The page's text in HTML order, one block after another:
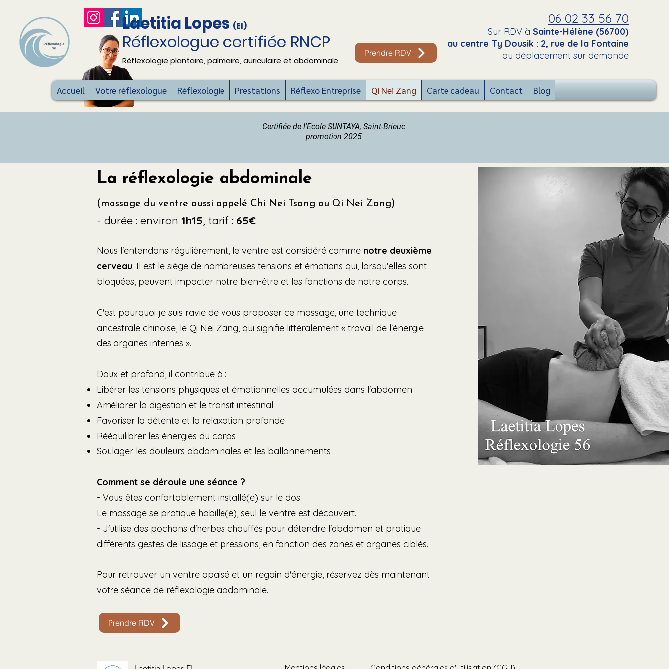
Laetitia Lopes (EI)
Réflexologue certifiée RNCP
Réflexologie plantaire, palmaire, auriculaire et abdominale
Prendre RDV
06 02 33 56 70
Sur RDV à Sainte-Hélène (56700)
au centre Ty Dousik : 2, rue de la Fontaine
ou déplacement sur demande
Accueil Votre réflexologue Réflexologie Prestations Réflexo Entreprise Qi Nei Zang Carte cadeau Contact Blog
Certifiée de l'Ecole SUNTAYA, Saint-Brieuc
promotion 2025
La réflexologie abdominale
(massage du ventre aussi appelé Chi Nei Tsang ou Qi Nei Zang)
- durée : environ 1h15, tarif : 65€
Nous l'entendons régulièrement, le ventre est considéré comme notre deuxième
cerveau. Il est le siège de nombreuses tensions et émotions qui, lorsqu'elles sont
bloquées, peuvent impacter notre bien-être et les fonctions de notre corps.
C'est pourquoi je suis ravie de vous proposer ce massage, une technique
ancestrale chinoise, le Qi Nei Zang, qui signifie littéralement « travail de l'énergie
des organes internes ».
Doux et profond, il contribue à :
Libérer les tensions physiques et émotionnelles accumulées dans l'abdomen
Améliorer la digestion et le transit intestinal
Favoriser la détente et la relaxation profonde
Rééquilibrer les énergies du corps
Soulager les douleurs abdominales et les ballonnements
Comment se déroule une séance ?
- Vous êtes confortablement installé(e) sur le dos.
Le massage se pratique habillé(e), seul le ventre est découvert.
- J'utilise des pochons d'herbes chauffés pour détendre l'abdomen et pratique
différents gestes de lissage et pressions, en fonction des zones et organes ciblés.
Pour retrouver un ventre apaisé et un regain d'énergie, réservez dès maintenant
votre séance de réflexologie abdominale.
Prendre RDV